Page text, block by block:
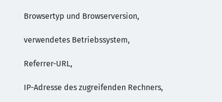
Browsertyp und Browserversion,
verwendetes Betriebssystem,
Referrer-URL,
IP-Adresse des zugreifenden Rechners,